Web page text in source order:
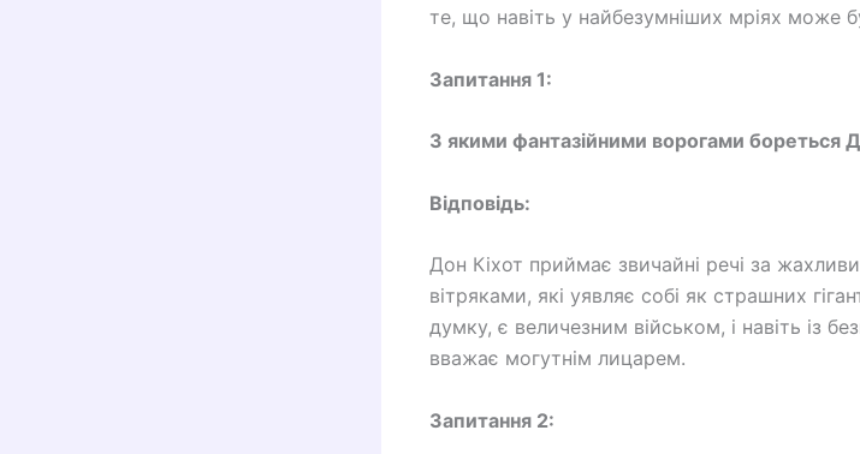
те, що навіть у найбезумніших мріях може
Запитання 1:
З якими фантазійними ворогами бореться
Відповідь:
Дон Кіхот приймає звичайні речі за
вітряками, які уявляє собі як страшних
думку, є величезним військом, і навіть із
вважає могутнім лицарем.
Запитання 2: